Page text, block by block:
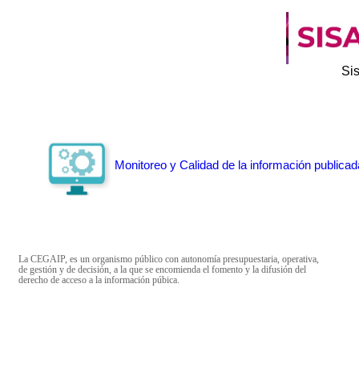
Monitoreo y Calidad de la información
La CEGAIP, es un organismo público con autonomía presupuestaria, operativa,
de gestión y de decisión, a la que se encomienda el fomento y la difusión del
derecho de acceso a la información púbica.